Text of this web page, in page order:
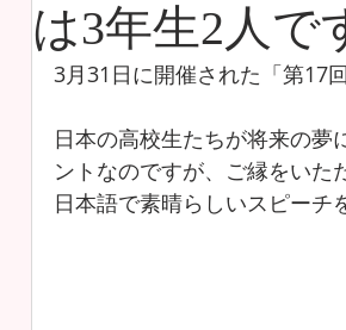
は3年生2人で
3月31日に開催された「第17
日本の高校生たちが将来の夢
ントなのですが、ご縁をいた
日本語で素晴らしいスピーチ